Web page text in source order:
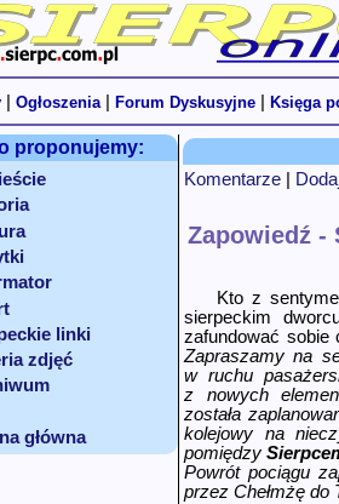
Ogłoszenia Forum Dyskusyjne Księga
proponujemy:
linki
zdjęć
główna
Komentarze
Zapowiedź -
Kto z
sierpeckim
zafundować sobie
Zapraszamy na
w ruchu
z nowych
została
kolejowy na
pomiędzy
Powrót pociągu
przez Chełmżę do